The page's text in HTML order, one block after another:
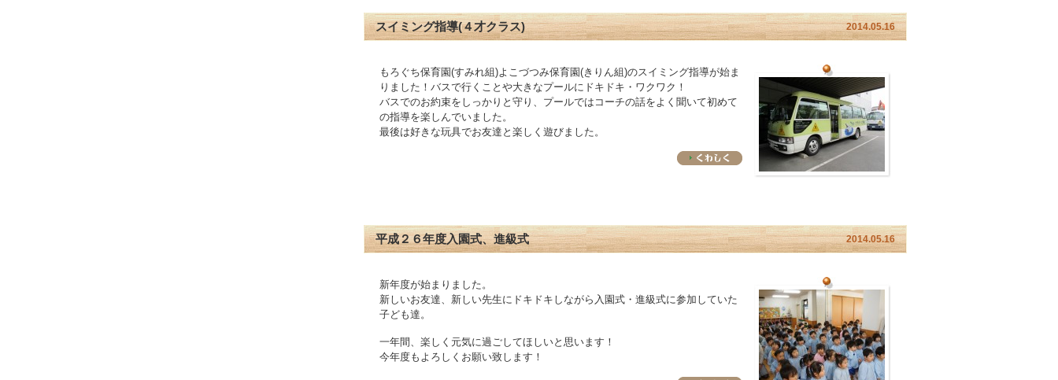
スイミング指導(４才クラス) 2014.05.16
もろぐち保育園(すみれ組)よこづつみ保育園(きりん組)のスイミング指導が始ま
りました！バスで行くことや大きなプールにドキドキ・ワクワク！
バスでのお約束をしっかりと守り、プールではコーチの話をよく聞いて初めて
の指導を楽しんでいました。
最後は好きな玩具でお友達と楽しく遊びました。
平成２６年度入園式、進級式 2014.05.16
新年度が始まりました。
新しいお友達、新しい先生にドキドキしながら入園式・進級式に参加していた
子ども達。
一年間、楽しく元気に過ごしてほしいと思います！
今年度もよろしくお願い致します！